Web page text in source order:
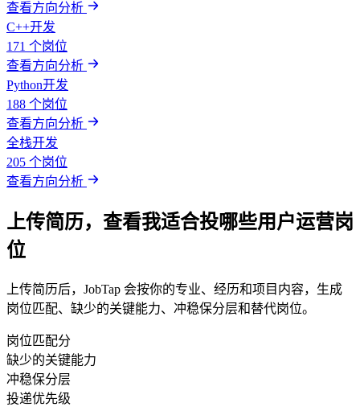
查看方向分析
C++开发
171 个岗位
查看方向分析
Python开发
188 个岗位
查看方向分析
全栈开发
205 个岗位
查看方向分析
上传简历，查看我适合投哪些用户运营岗
位
上传简历后，JobTap 会按你的专业、经历和项目内容，生成
岗位匹配、缺少的关键能力、冲稳保分层和替代岗位。
岗位匹配分
缺少的关键能力
冲稳保分层
投递优先级